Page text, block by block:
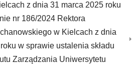
z dnia 31 marca 2025 roku
nr 186/2024 Rektora
w Kielcach z dnia
w sprawie ustalenia składu
Zarządzania Uniwersytetu